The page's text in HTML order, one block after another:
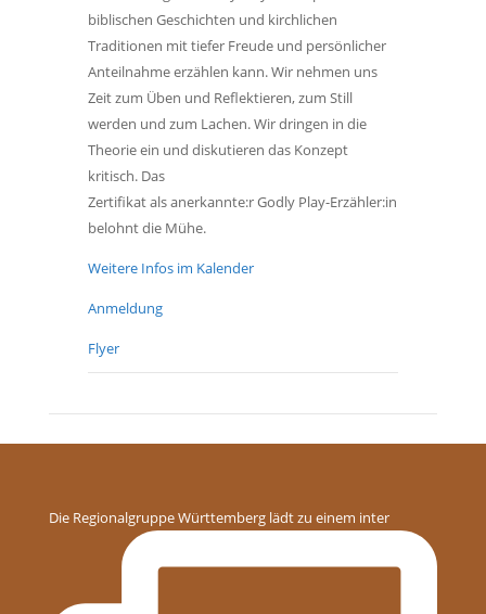
biblischen Geschichten und kirchlichen
Traditionen mit tiefer Freude und persönlicher
Anteilnahme erzählen kann. Wir nehmen uns
Zeit zum Üben und Reflektieren, zum Still
werden und zum Lachen. Wir dringen in die
Theorie ein und diskutieren das Konzept
kritisch. Das
Zertifikat als anerkannte:r Godly Play-Erzähler:in
belohnt die Mühe.
Weitere Infos im Kalender
Anmeldung
Flyer
Die Regionalgruppe Württemberg lädt zu einem inter